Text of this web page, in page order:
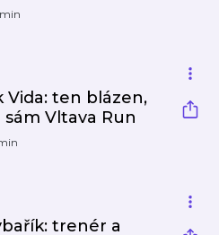
Vida: ten blázen,
Vltava Run
trenér a